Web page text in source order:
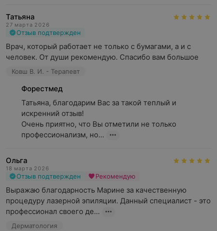
Татьяна
27 марта 2026
Отзыв подтвержден
Врач, который работает не только с бумагами, а и с
человек. От души рекомендую. Спасибо вам большое
Ковш В. И. - Терапевт
Форестмед
Татьяна, благодарим Вас за такой теплый и
искренний отзыв!
Очень приятно, что Вы отметили не только
профессионализм, но...
Ольга
18 марта 2026
Отзыв подтвержден Рекомендую
Выражаю благодарность Марине за качественную
процедуру лазерной эпиляции. Данный специалист - это
профессионал своего де...
Дерматология